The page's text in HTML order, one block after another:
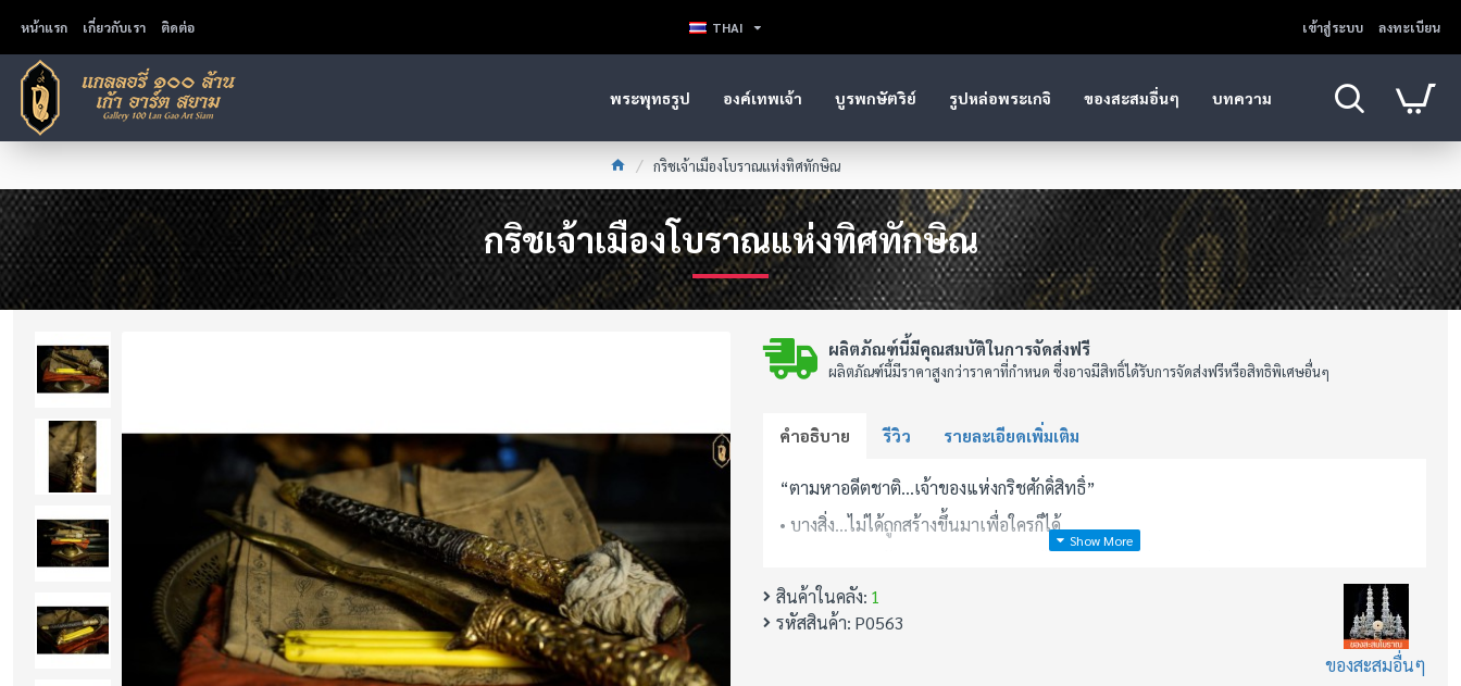
หน้าแรก เกี่ยวกับเรา ติดต่อ THAI เข้าสู่ระบบ ลงทะเบียน
พระพุทธรูป องค์เทพเจ้า บูรพกษัตริย์ รูปหล่อพระเกจิ ของสะสมอื่นๆ บทความ
กริชเจ้าเมืองโบราณแห่งทิศทักษิณ
กริชเจ้าเมืองโบราณแห่งทิศทักษิณ
ผลิตภัณฑ์นี้มีคุณสมบัติในการจัดส่งฟรี
ผลิตภัณฑ์นี้มีราคาสูงกว่าราคาที่กำหนด ซึ่งอาจมีสิทธิ์ได้รับการจัดส่งฟรีหรือสิทธิพิเศษอื่นๆ
คำอธิบาย รีวิว รายละเอียดเพิ่มเติม
“ตามหาอดีตชาติ...เจ้าของแห่งกริชศักดิ์สิทธิ์”
• บางสิ่ง…ไม่ได้ถูกสร้างขึ้นมาเพื่อใครก็ได้
• กริชเจ้าเมืองโบราณแห่งทิศทักษิณ
ของแท้จากสายพ่อครูชวาโบราณ ด้ามลงรักดำปิดทอง ฝักลายอักขระ หัวพันด้ายสายพิธี
พุทธคุณที่เล่าขาน…สามารถ ตัดอาถรรพ์ ล้างเสนียด ปัดเป่าภูติผี และ เสริมอำนาจให้ผู้
สินค้าในคลัง: 1
รหัสสินค้า: P0563
ของสะสมอื่นๆ